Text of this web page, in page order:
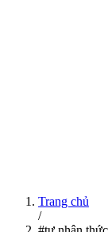
Trang chủ
/